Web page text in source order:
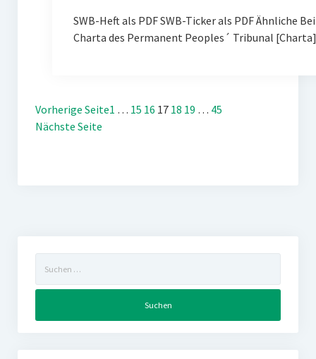
SWB-Heft als PDF SWB-Ticker als PDF Ähnliche
Charta des Permanent Peoples´ Tribunal
Vorherige Seite1 … 15 16 17 18 19 … 45
Nächste Seite
nach: